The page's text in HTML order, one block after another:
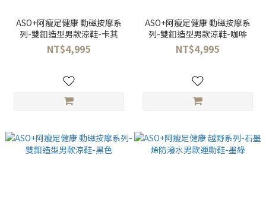
ASO+阿瘦足健康 動磁按摩系
列-雙釦造型男款涼鞋-卡其
NT$4,995
ASO+阿瘦足健康 動磁按摩系
列-雙釦造型男款涼鞋-咖啡
NT$4,995